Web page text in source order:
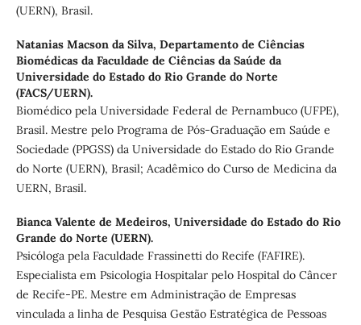
(UERN), Brasil.
Natanias Macson da Silva, Departamento de Ciências
Biomédicas da Faculdade de Ciências da Saúde da
Universidade do Estado do Rio Grande do Norte
(FACS/UERN).
Biomédico pela Universidade Federal de Pernambuco (UFPE),
Brasil. Mestre pelo Programa de Pós-Graduação em Saúde e
Sociedade (PPGSS) da Universidade do Estado do Rio Grande
do Norte (UERN), Brasil; Acadêmico do Curso de Medicina da
UERN, Brasil.
Bianca Valente de Medeiros, Universidade do Estado do Rio
Grande do Norte (UERN).
Psicóloga pela Faculdade Frassinetti do Recife (FAFIRE).
Especialista em Psicologia Hospitalar pelo Hospital do Câncer
de Recife-PE. Mestre em Administração de Empresas
vinculada a linha de Pesquisa Gestão Estratégica de Pessoas